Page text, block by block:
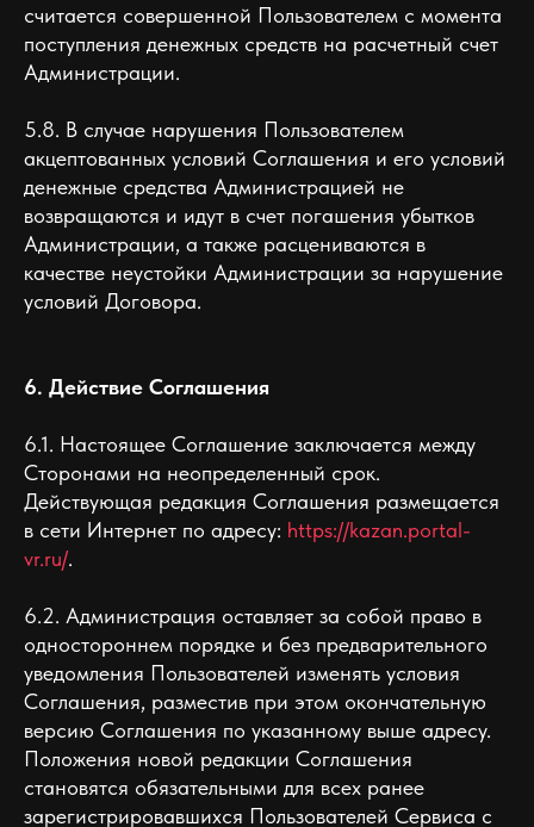
считается совершенной Пользователем с момента
поступления денежных средств на расчетный счет
Администрации.
5.8. В случае нарушения Пользователем
акцептованных условий Соглашения и его условий
денежные средства Администрацией не
возвращаются и идут в счет погашения убытков
Администрации, а также расцениваются в
качестве неустойки Администрации за нарушение
условий Договора.
6. Действие Соглашения
6.1. Настоящее Соглашение заключается между
Сторонами на неопределенный срок.
Действующая редакция Соглашения размещается
в сети Интернет по адресу: https://kazan.portal-
vr.ru/.
6.2. Администрация оставляет за собой право в
одностороннем порядке и без предварительного
уведомления Пользователей изменять условия
Соглашения, разместив при этом окончательную
версию Соглашения по указанному выше адресу.
Положения новой редакции Соглашения
становятся обязательными для всех ранее
зарегистрировавшихся Пользователей Сервиса с